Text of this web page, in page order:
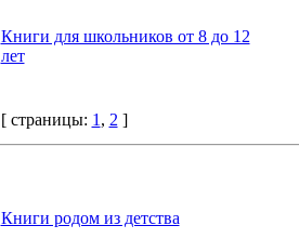
Книги для школьников от 8 до 12
лет
[ страницы: 1 , 2 ]
Книги родом из детства